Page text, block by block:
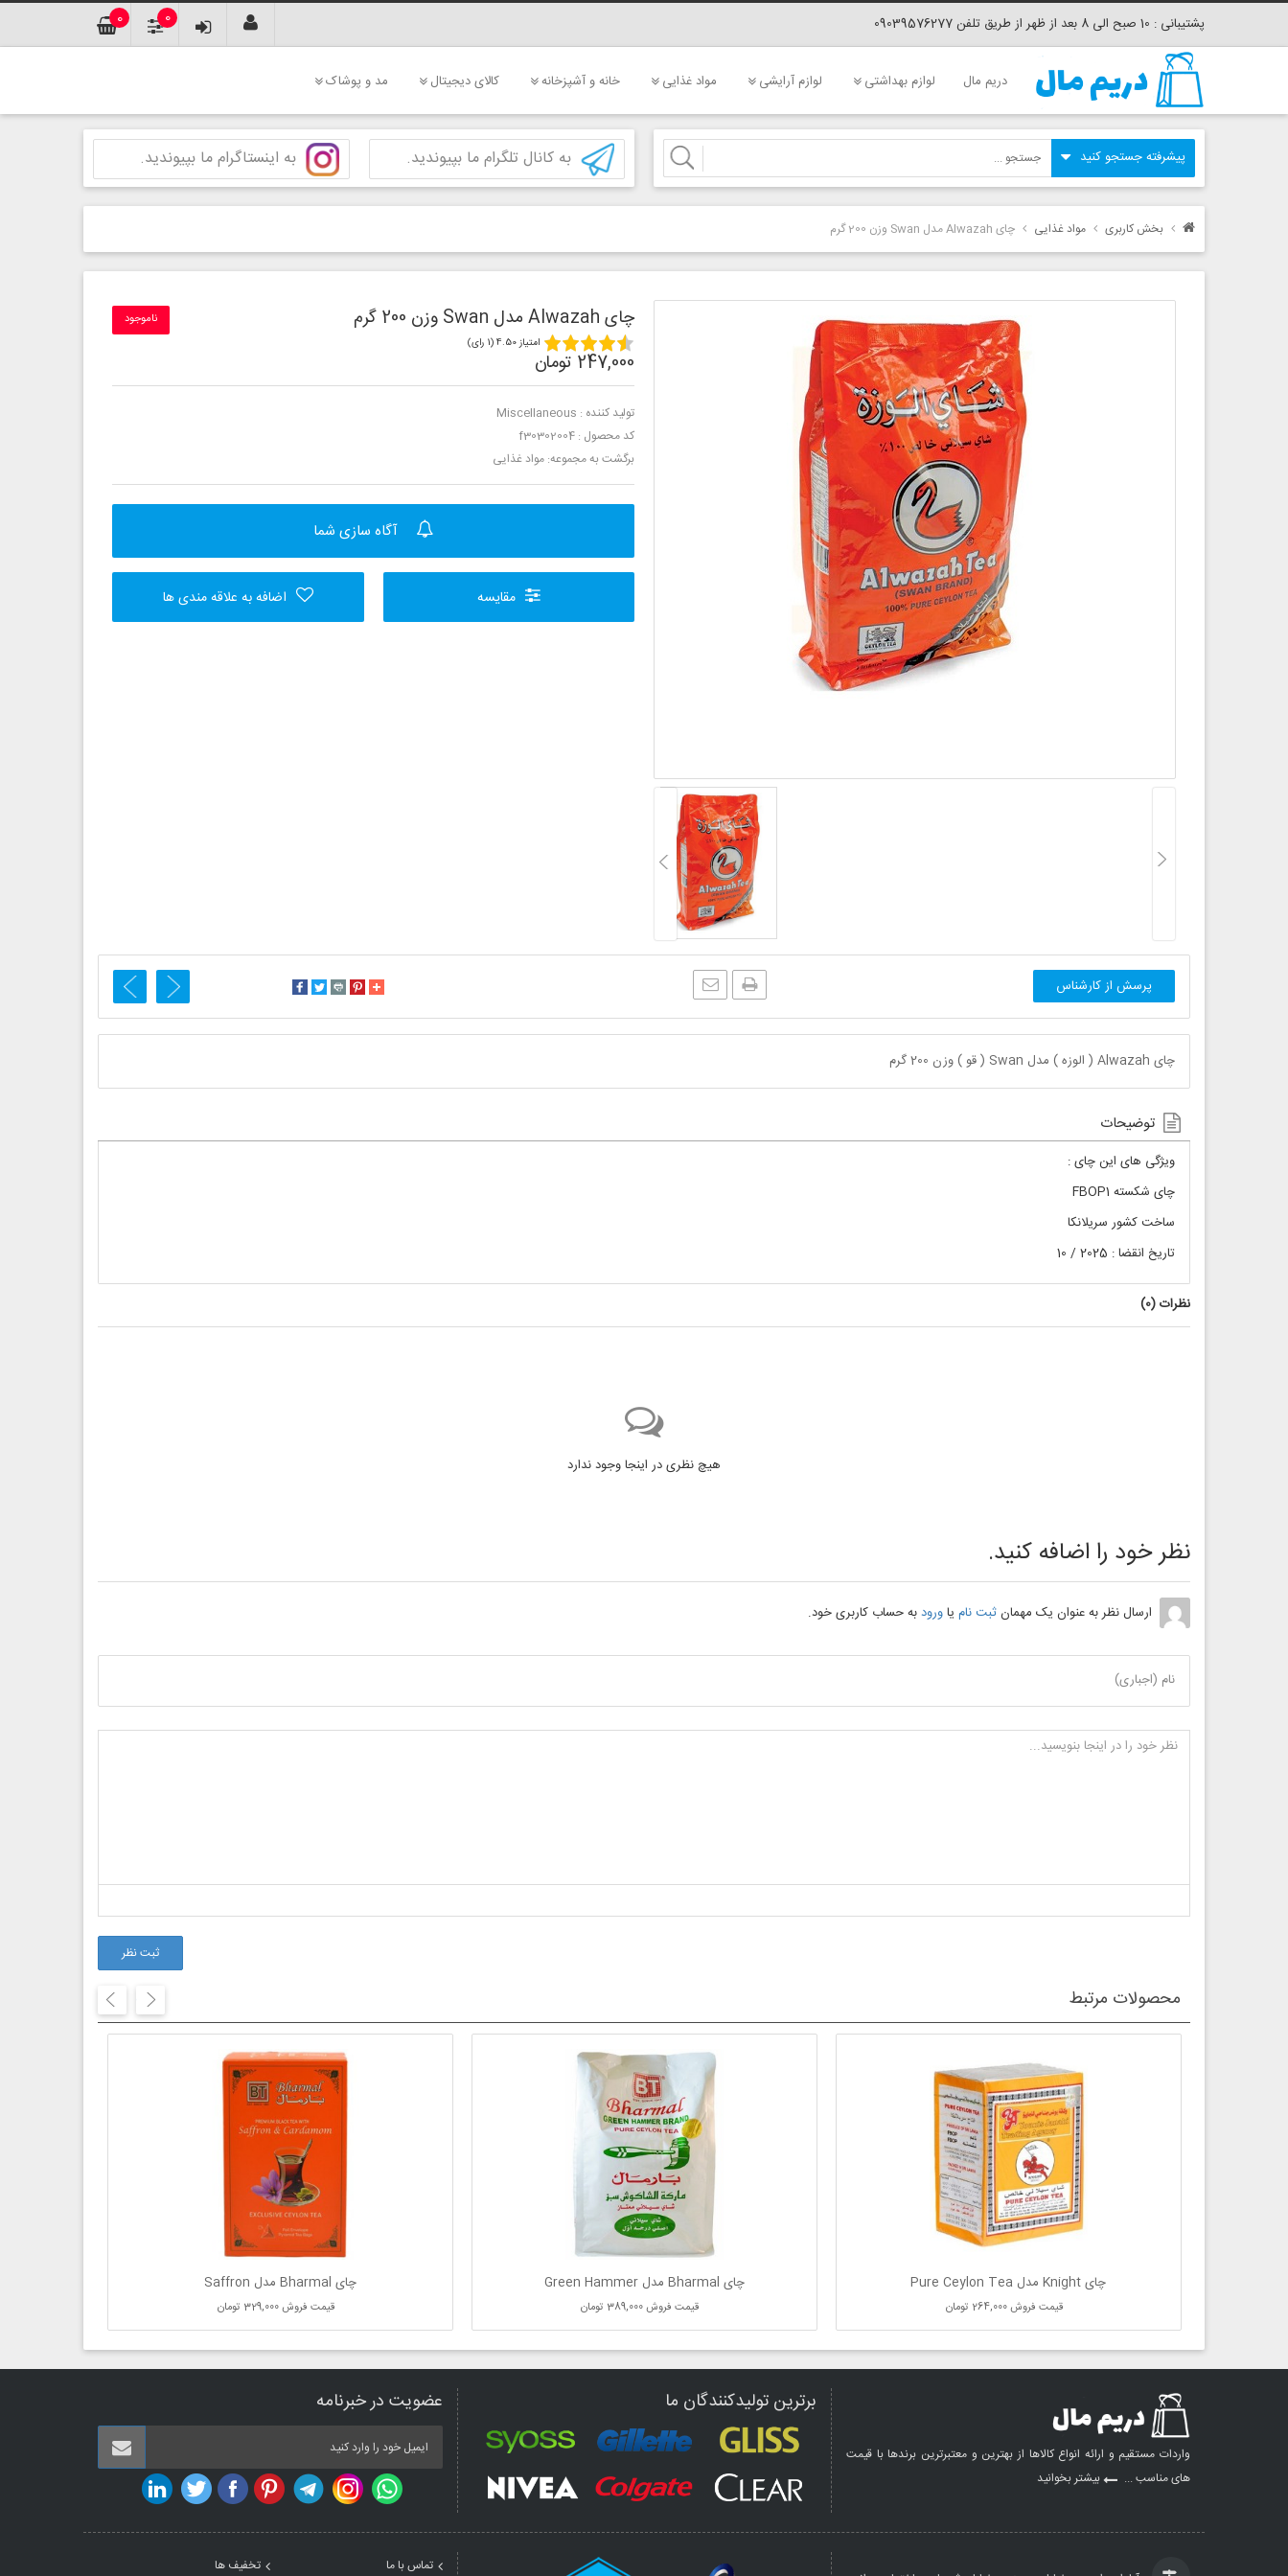
پشتیبانی : 10 صبح الی 8 بعد از ظهر از طریق تلفن 09039576277 0 0
دریم مال لوازم بهداشتی لوازم آرایشی مواد غذایی خانه و آشپزخانه کالای دیجیتال مد و پوشاک
به کانال تلگرام ما بپیوندید. به اینستاگرام ما بپیوندید.
بخش کاربری مواد غذایی چای Alwazah مدل Swan وزن 200 گرم
چای Alwazah مدل Swan وزن 200 گرم ناموجود
امتیاز 4.50 (1 رای)
247,000 تومان
تولید کننده : Miscellaneous
کد محصول : f30302004
برگشت به مجموعه: مواد غذایی
آگاه سازی شما
مقایسه اضافه به علاقه مندی ها
پرسش از کارشناس
چای Alwazah ( الوزه ) مدل Swan ( قو ) وزن 200 گرم
توضیحات
ویژگی های این چای :
چای شکسته FBOP1
ساخت کشور سریلانکا
تاریخ انقضا : 2025 / 10
نظرات (0
)
هیچ نظری در اینجا وجود ندارد
نظر خود را اضافه کنید.
ارسال نظر به عنوان یک مهمانثبت نام یاورودبه حساب کاربری خود.
نام (اجباری)
ثبت نظر
محصولات مرتبط
چای Bharmal مدل Saffron
قیمت فروش329,000 تومان
چای Bharmal مدل Green Hammer
قیمت فروش389,000 تومان
چای Knight مدل Pure Ceylon Tea
قیمت فروش264,000 تومان
واردات مستقیم و ارائه انواع کالاها از بهترین و معتبرترین برندها با قیمت
های مناسب ...
بیشتر بخوانید
برترین تولیدکنندگان ما عضویت در خبرنامه
تماس با ما تخفیف ها